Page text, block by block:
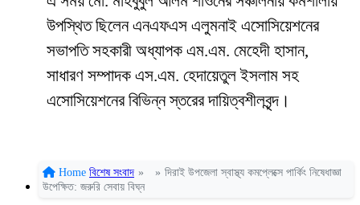
উপস্থিত ছিলেন এনএফএস এলুমনাই এসোসিয়েশনের
সভাপতি সহকারী অধ্যাপক এম.এম. মেহেদী হাসান,
সাধারণ সম্পাদক এস.এম. হেদায়েতুল ইসলাম সহ
এসোসিয়েশনের বিভিন্ন স্তরের দায়িত্বশীলবৃন্দ।
Home বিশেষ সংবাদ » » দিরাই উপজেলা স্বাস্থ্য কমপ্লেক্সে পার্কিং নিষেধাজ্ঞা
উপেক্ষিত: জরুরি সেবায় বিঘ্ন